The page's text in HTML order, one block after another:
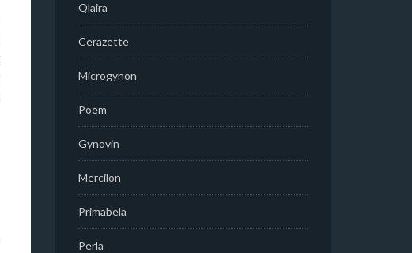
Qlaira
Cerazette
Microgynon
Poem
Gynovin
Mercilon
Primabela
Perla